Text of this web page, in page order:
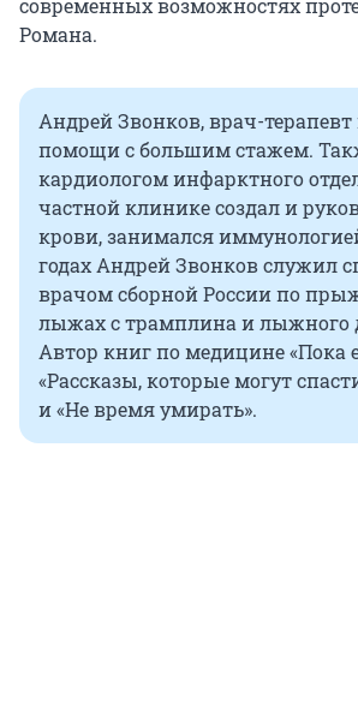
современных возможностях
Романа.
Андрей Звонков, врач-
помощи с большим стажем.
кардиологом инфарктного
частной клинике создал и
крови, занимался
годах Андрей Звонков служил
врачом сборной России по
лыжах с трамплина и лыжного
Автор книг по медицине «Пока
«Рассказы, которые могут
и «Не время умирать».